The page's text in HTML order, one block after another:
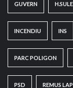
GUVERN
INCENDIU INS
PARC POLIGON
PSD REMUS